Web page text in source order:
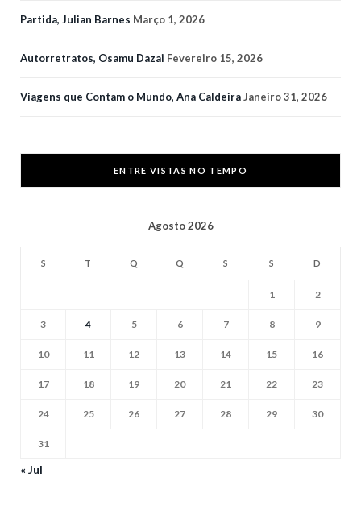
Partida, Julian Barnes Março 1, 2026
Autorretratos, Osamu Dazai Fevereiro 15, 2026
Viagens que Contam o Mundo, Ana CaldeiraJaneiro 31, 2026
ENTRE VISTAS NO TEMPO
Agosto 2026
S T Q Q S S D
1 2
3 4 5 6 7 8 9
10 11 12 13 14 15 16
17 18 19 20 21 22 23
24 25 26 27 28 29 30
31
« Jul